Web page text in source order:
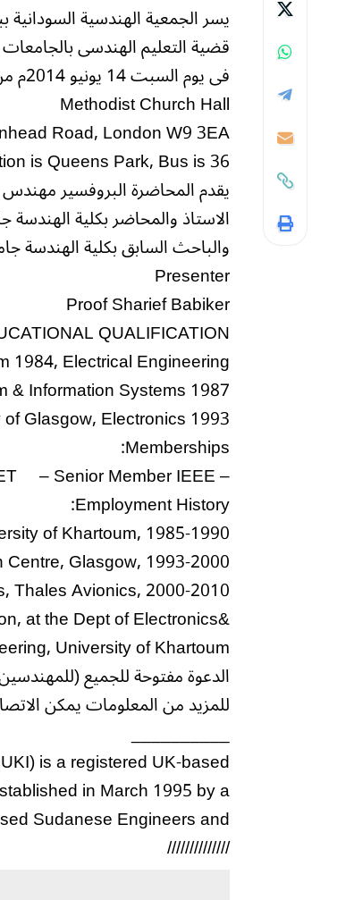
يسر الجمعية الهندسية السودانية
قضية التعليم الهندسى بالجامعات
فى يوم السبت 14 يونيو 2014م من الساعة السابعة الى العاشرة مساء وعلى العنوان التالى
Methodist Church Hall
Road, London W9 3EA
is Queens Park, Bus is 36
يقدم المحاضرة البروفسير
الاستاذ والمحاضر بكلية الهندسة
والباحث السابق بكلية الهندسة
Presenter
Proof Sharief Babiker
QUALIFICATION
1984, Electrical Engineering
& Information Systems 1987
Glasgow, Electronics 1993
Memberships:
– Chartered Engineer & Member IET – Senior Member IEEE
Employment History:
of Khartoum, 1985-1990
Glasgow, 1993-2000
Thales Avionics, 2000-2010
at the Dept of Electronics&
University of Khartoum
الدعوة مفتوحة للجميع
للمزيد من المعلومات يمكن الاتصال على
__________
is a registered UK-based
in March 1995 by a
Sudanese Engineers and
//////////////